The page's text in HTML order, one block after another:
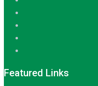
Featured Links